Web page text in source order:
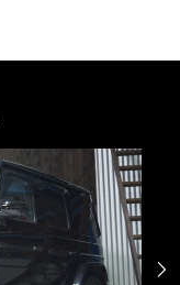
